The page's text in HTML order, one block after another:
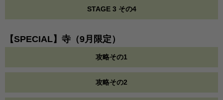
STAGE 3 その4
【SPECIAL】寺（9月限定）
攻略その1
攻略その2